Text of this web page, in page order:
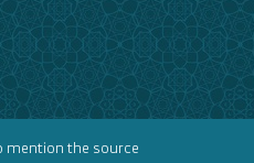
mention the source